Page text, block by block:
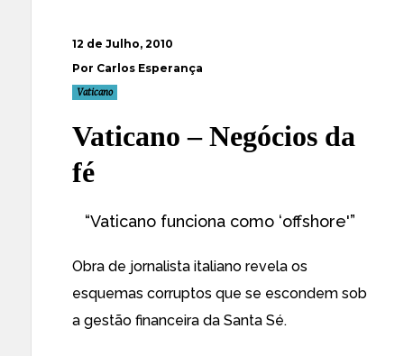
12 de Julho, 2010
Por Carlos Esperança
Vaticano
Vaticano – Negócios da
fé
“Vaticano funciona como ‘offshore'”
Obra de jornalista italiano revela os
esquemas corruptos que se escondem sob
a gestão financeira da Santa Sé.